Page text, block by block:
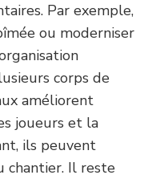
Par exemple,
ou moderniser
corps de
améliorent
joueurs et la
ils peuvent
chantier. Il reste